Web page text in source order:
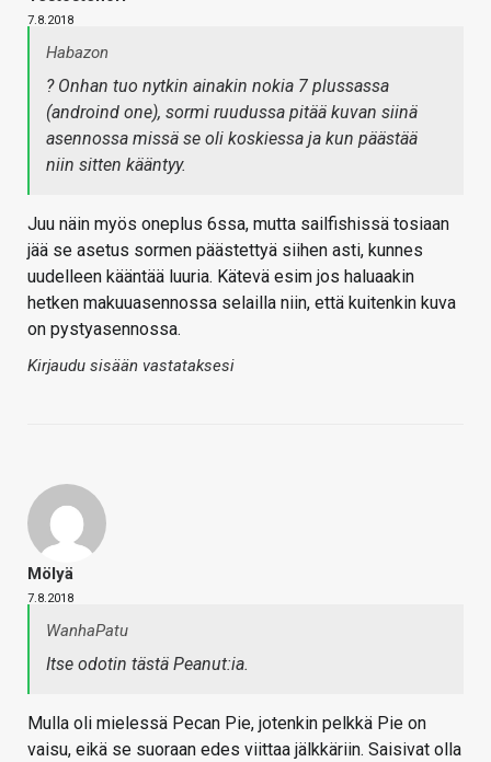
7.8.2018
Habazon
? Onhan tuo nytkin ainakin nokia 7 plussassa
(androind one), sormi ruudussa pitää kuvan siinä
asennossa missä se oli koskiessa ja kun päästää
niin sitten kääntyy.
Juu näin myös oneplus 6ssa, mutta sailfishissä tosiaan
jää se asetus sormen päästettyä siihen asti, kunnes
uudelleen kääntää luuria. Kätevä esim jos haluaakin
hetken makuuasennossa selailla niin, että kuitenkin kuva
on pystyasennossa.
Kirjaudu sisään vastataksesi
Mölyä
7.8.2018
WanhaPatu
Itse odotin tästä Peanut:ia.
Mulla oli mielessä Pecan Pie, jotenkin pelkkä Pie on
vaisu, eikä se suoraan edes viittaa jälkkäriin. Saisivat olla